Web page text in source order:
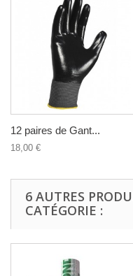
12 paires de Gant...
18,00 €
6 AUTRES
CATÉGORIE :